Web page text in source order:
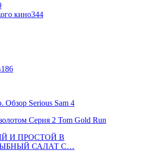
кино344
186
Обзор Serious Sam 4
Серия 2 Tom Gold Run
И ПРОСТОЙ В
САЛАТ С…